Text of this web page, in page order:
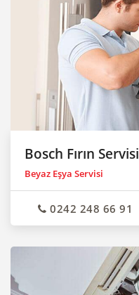
Bosch Fırın Servisi
Beyaz Eşya Servisi
0242 248 66 91